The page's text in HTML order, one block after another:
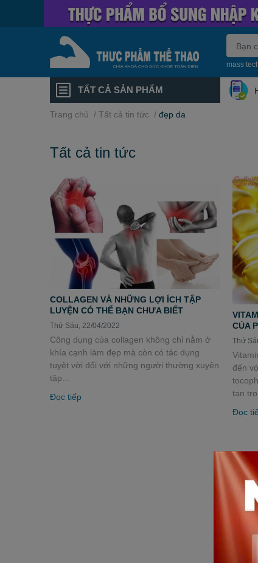
mass
TẤT CẢ SẢN PHẨM
Trang chủ / Tất cả tin tức / đẹp da
Tất cả tin tức
COLLAGEN VÀ NHỮNG LỢI ÍCH TẬP
LUYỆN CÓ THỂ BẠN CHƯA BIẾT
Thứ Sáu, 22/04/2022
Công dụng của collagen không chỉ nằm ở
khía cạnh làm đẹp mà còn có tác dụng
tuyệt vời đối với những người thường xuyên
tập...
Đọc tiếp
CỦA
Thứ
đến
tan
Đọc